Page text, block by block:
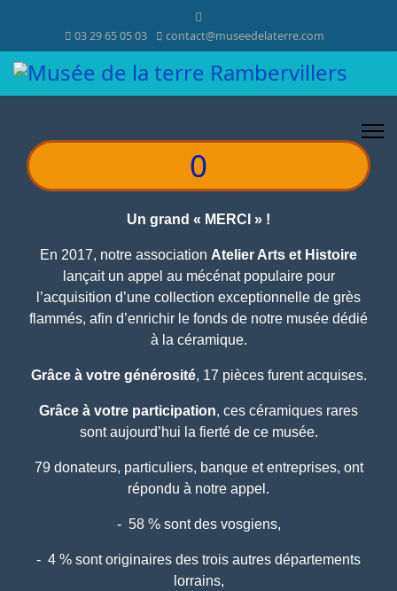
03 29 65 05 03 contact@museedelaterre.com
0
Un grand « MERCI » !
En 2017, notre association Atelier Arts et Histoire
lançait un appel au mécénat populaire pour
l’acquisition d’une collection exceptionnelle de grès
flammés, afin d’enrichir le fonds de notre musée dédié
à la céramique.
Grâce à votre générosité, 17 pièces furent acquises.
Grâce à votre participation, ces céramiques rares
sont aujourd’hui la fierté de ce musée.
79 donateurs, particuliers, banque et entreprises, ont
répondu à notre appel.
- 58 % sont des vosgiens,
- 4 % sont originaires des trois autres départements
lorrains,